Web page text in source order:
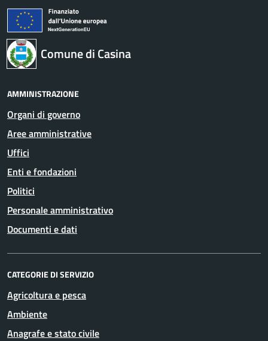
Comune di Casina
AMMINISTRAZIONE
Organi di governo
Aree amministrative
Uffici
Enti e fondazioni
Politici
Personale amministrativo
Documenti e dati
CATEGORIE DI SERVIZIO
Agricoltura e pesca
Ambiente
Anagrafe e stato civile